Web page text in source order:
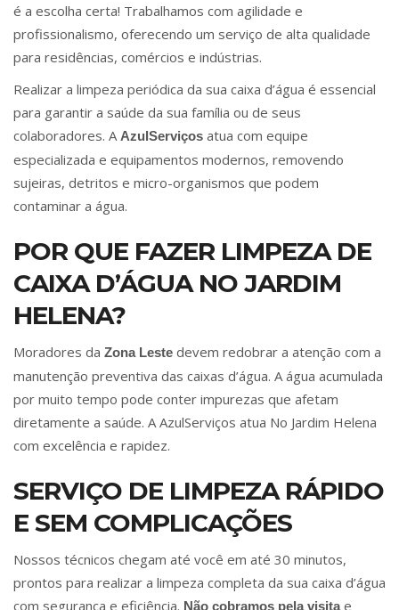
é a escolha certa! Trabalhamos com agilidade e
profissionalismo, oferecendo um serviço de alta qualidade
para residências, comércios e indústrias.
Realizar a limpeza periódica da sua caixa d’água é essencial
para garantir a saúde da sua família ou de seus
colaboradores. A AzulServiços atua com equipe
especializada e equipamentos modernos, removendo
sujeiras, detritos e micro-organismos que podem
contaminar a água.
POR QUE FAZER LIMPEZA DE
CAIXA D’ÁGUA NO JARDIM
HELENA?
Moradores da Zona Leste devem redobrar a atenção com a
manutenção preventiva das caixas d’água. A água acumulada
por muito tempo pode conter impurezas que afetam
diretamente a saúde. A AzulServiços atua No Jardim Helena
com excelência e rapidez.
SERVIÇO DE LIMPEZA RÁPIDO
E SEM COMPLICAÇÕES
Nossos técnicos chegam até você em até 30 minutos,
prontos para realizar a limpeza completa da sua caixa d’água
com segurança e eficiência. Não cobramos pela visitae